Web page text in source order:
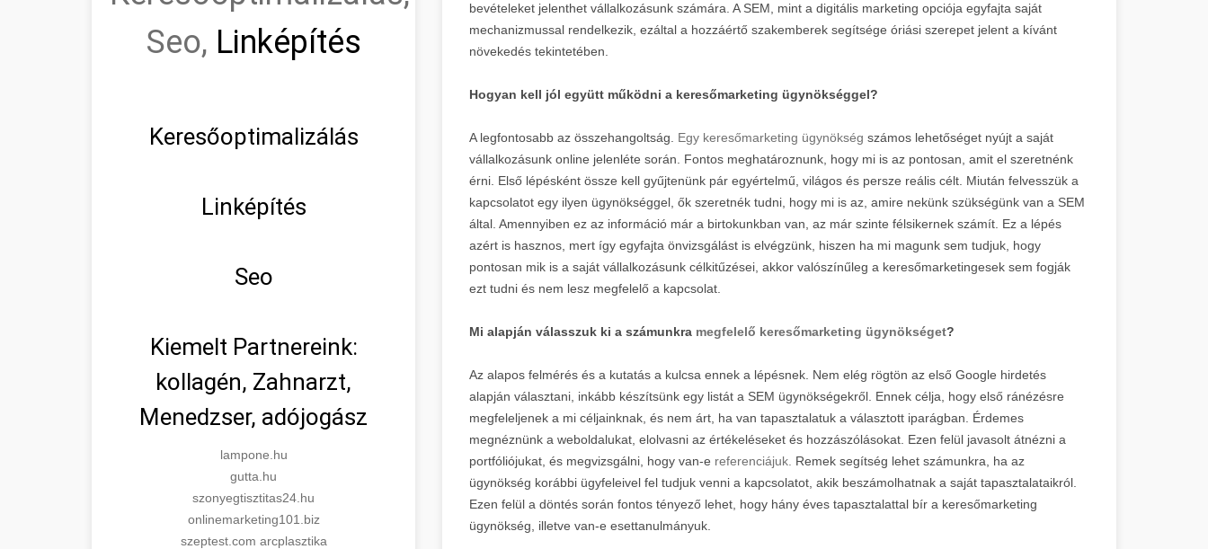
Seo, Linképítés
Keresőoptimalizálás
Linképítés
Seo
Kiemelt Partnereink:
kollagén, Zahnarzt,
Menedzser, adójogász
lampone.hu
gutta.hu
szonyegtisztitas24.hu
onlinemarketing101.biz
szeptest.com arcplasztika
bevételeket jelenthet vállalkozásunk számára. A SEM, mint a digitális marketing opciója egyfajta saját
mechanizmussal rendelkezik, ezáltal a hozzáértő szakemberek segítsége óriási szerepet jelent a kívánt
növekedés tekintetében.
Hogyan kell jól együtt működni a keresőmarketing ügynökséggel?
A legfontosabb az összehangoltság. Egy keresőmarketing ügynökség számos lehetőséget nyújt a saját
vállalkozásunk online jelenléte során. Fontos meghatároznunk, hogy mi is az pontosan, amit el szeretnénk
érni. Első lépésként össze kell gyűjtenünk pár egyértelmű, világos és persze reális célt. Miután felvesszük a
kapcsolatot egy ilyen ügynökséggel, ők szeretnék tudni, hogy mi is az, amire nekünk szükségünk van a SEM
által. Amennyiben ez az információ már a birtokunkban van, az már szinte félsikernek számít. Ez a lépés
azért is hasznos, mert így egyfajta önvizsgálást is elvégzünk, hiszen ha mi magunk sem tudjuk, hogy
pontosan mik is a saját vállalkozásunk célkitűzései, akkor valószínűleg a keresőmarketingesek sem fogják
ezt tudni és nem lesz megfelelő a kapcsolat.
Mi alapján válasszuk ki a számunkra megfelelő keresőmarketing ügynökséget?
Az alapos felmérés és a kutatás a kulcsa ennek a lépésnek. Nem elég rögtön az első Google hirdetés
alapján választani, inkább készítsünk egy listát a SEM ügynökségekről. Ennek célja, hogy első ránézésre
megfeleljenek a mi céljainknak, és nem árt, ha van tapasztalatuk a választott iparágban. Érdemes
megnéznünk a weboldalukat, elolvasni az értékeléseket és hozzászólásokat. Ezen felül javasolt átnézni a
portfóliójukat, és megvizsgálni, hogy van-e referenciájuk. Remek segítség lehet számunkra, ha az
ügynökség korábbi ügyfeleivel fel tudjuk venni a kapcsolatot, akik beszámolhatnak a saját tapasztalataikról.
Ezen felül a döntés során fontos tényező lehet, hogy hány éves tapasztalattal bír a keresőmarketing
ügynökség, illetve van-e esettanulmányuk.